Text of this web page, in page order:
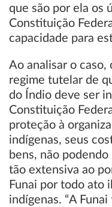
que são por ela os
Constituição
capacidade para
Ao analisar o
regime tutelar de
do Índio deve ser
Constituição
proteção à
indígenas, seus
bens, não
tão extensiva ao
Funai por todo ato
indígenas. “A